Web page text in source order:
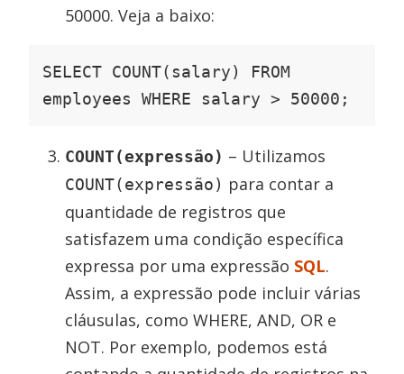
50000. Veja a baixo:
SELECT COUNT(salary) FROM
employees WHERE salary > 50000;
COUNT(expressão) – Utilizamos
COUNT(expressão) para contar a
quantidade de registros que
satisfazem uma condição específica
expressa por uma expressão SQL.
Assim, a expressão pode incluir várias
cláusulas, como WHERE, AND, OR e
NOT. Por exemplo, podemos está